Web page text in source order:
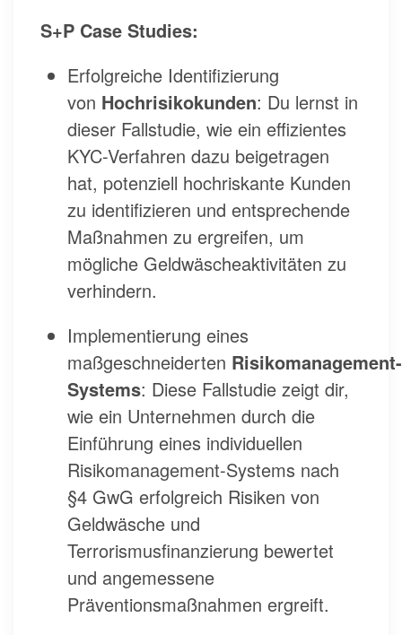
S+P Case Studies:
Erfolgreiche Identifizierung
von Hochrisikokunden: Du lernst in
dieser Fallstudie, wie ein effizientes
KYC-Verfahren dazu beigetragen
hat, potenziell hochriskante Kunden
zu identifizieren und entsprechende
Maßnahmen zu ergreifen, um
mögliche Geldwäscheaktivitäten zu
verhindern.
Implementierung eines
maßgeschneiderten Risikomanagement-
Systems: Diese Fallstudie zeigt dir,
wie ein Unternehmen durch die
Einführung eines individuellen
Risikomanagement-Systems nach
§4 GwG erfolgreich Risiken von
Geldwäsche und
Terrorismusfinanzierung bewertet
und angemessene
Präventionsmaßnahmen ergreift.